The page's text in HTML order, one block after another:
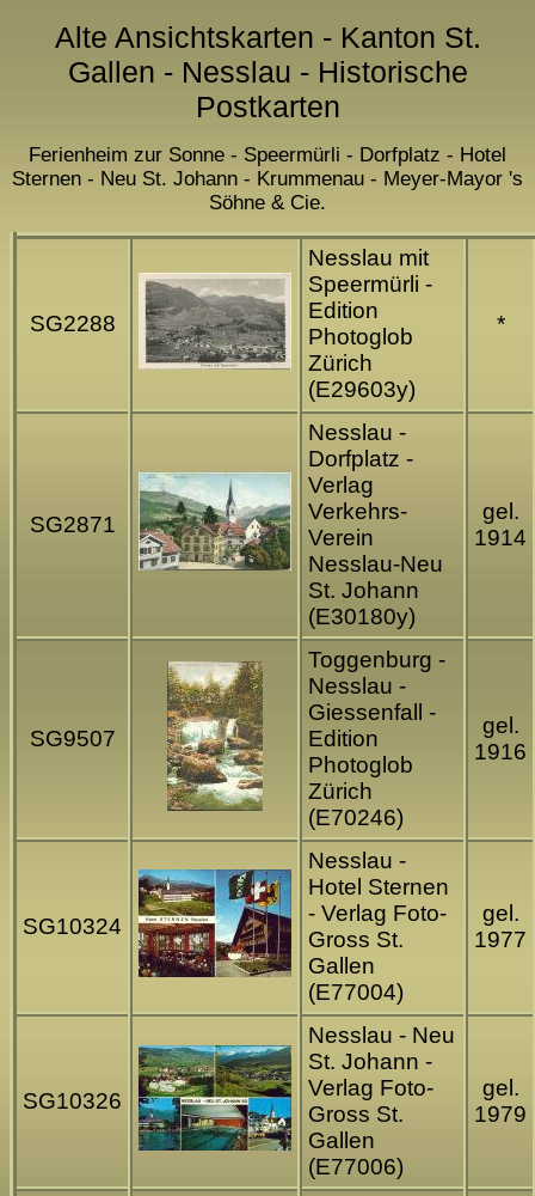
Alte Ansichtskarten - Kanton St.
Gallen - Nesslau - Historische
Postkarten
Ferienheim zur Sonne - Speermürli - Dorfplatz - Hotel
Sternen - Neu St. Johann - Krummenau - Meyer-Mayor 's
Söhne & Cie.
SG2288
Nesslau mit
Speermürli -
Edition
Photoglob
Zürich
(E29603y)
*
SG2871
Nesslau -
Dorfplatz -
Verlag
Verkehrs-
Verein
Nesslau-Neu
St. Johann
(E30180y)
gel.
1914
SG9507
Toggenburg -
Nesslau -
Giessenfall -
Edition
Photoglob
Zürich
(E70246)
gel.
1916
SG10324
Nesslau -
Hotel Sternen
- Verlag Foto-
Gross St.
Gallen
(E77004)
gel.
1977
SG10326
Nesslau - Neu
St. Johann -
Verlag Foto-
Gross St.
Gallen
(E77006)
gel.
1979